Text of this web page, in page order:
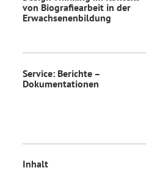
von Biografiearbeit in der
Erwachsenenbildung
Service: Berichte –
Dokumentationen
Inhalt